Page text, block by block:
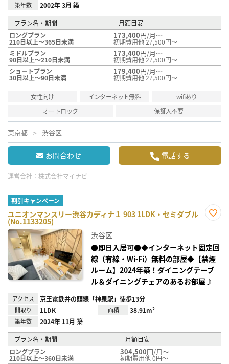
築年数 2002年 3月 築
プラン名・期間
月額目安
ロングプラン
210日以上～365日未満
173,400円/月～
初期費用他 27,500円～
ミドルプラン
90日以上～210日未満
173,400円/月～
初期費用他 27,500円～
ショートプラン
30日以上～90日未満
179,400円/月～
初期費用他 27,500円～
女性向け インターネット無料
wifiあり
オートロック
保証人不要
東京都 渋谷区
お問合わせ 電話する
運営会社： 株式会社マイナビ
割引キャンペーン
ユニオンマンスリー渋谷カディナ１ 903 1LDK・セミダブル
(No.1133205)
録
渋谷区
●即日入居可●◆インターネット固定回
線（有線・Wi-Fi）無料の部屋◆【禁煙
ルーム】2024年築！ダイニングテーブ
ル＆ダイニングチェアのあるお部屋♪
アクセス 京王電鉄井の頭線「神泉駅」徒歩13分
間取り 1LDK 面積 38.91m²
築年数 2024年 11月 築
プラン名・期間
月額目安
ロングプラン
210日以上～360日未満
304,500円/月～
初期費用他 0円～